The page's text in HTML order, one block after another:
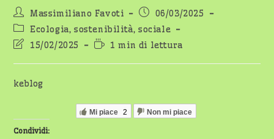
Autore
dell'articolo:
Massimiliano Favoti
Articolo
pubblicato:
06/03/2025
Categoria
dell'articolo:
Ecologia, sostenibilità, sociale
Ultima
dell'articolo:
15/02/2025
Tempo
lettura:
1 min di lettura
keblog
Mi piace 2 Non mi piace
Condividi: